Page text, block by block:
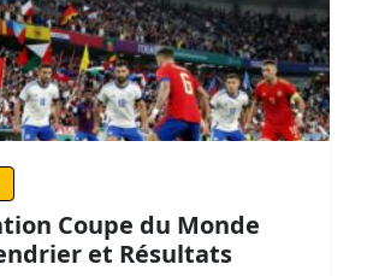
Coupe du Monde
et Résultats